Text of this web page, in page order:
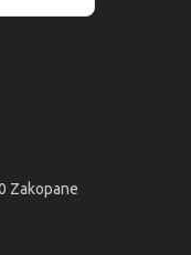
Zakopane